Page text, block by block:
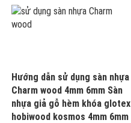
Hướng dẫn sử dụng sàn nhựa
Charm wood 4mm 6mm Sàn
nhựa giả gỗ hèm khóa glotex
hobiwood kosmos 4mm 6mm